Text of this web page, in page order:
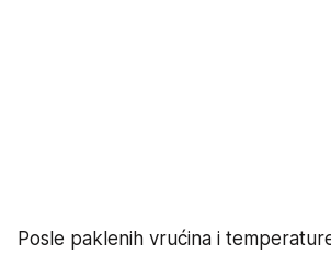
Posle paklenih vrućina i